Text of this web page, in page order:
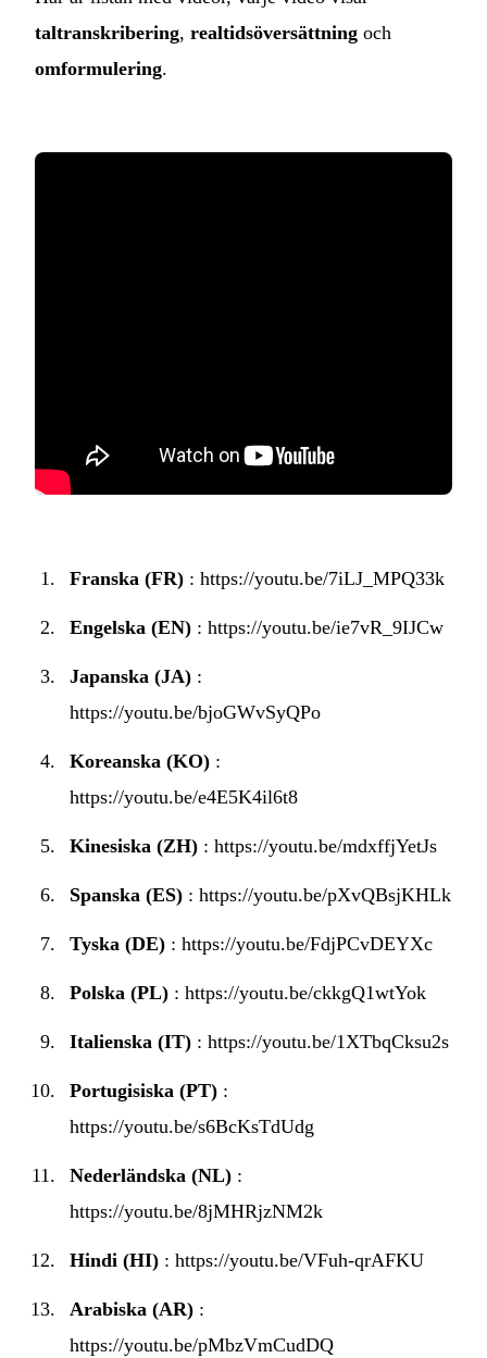
taltranskribering, realtidsöversättning och
omformulering.
Franska (FR) : https://youtu.be/7iLJ_MPQ33k
Engelska (EN) : https://youtu.be/ie7vR_9IJCw
Japanska (JA) :
https://youtu.be/bjoGWvSyQPo
Koreanska (KO) :
https://youtu.be/e4E5K4il6t8
Kinesiska (ZH) : https://youtu.be/mdxffjYetJs
Spanska (ES) : https://youtu.be/pXvQBsjKHLk
Tyska (DE) : https://youtu.be/FdjPCvDEYXc
Polska (PL) : https://youtu.be/ckkgQ1wtYok
Italienska (IT) : https://youtu.be/1XTbqCksu2s
Portugisiska (PT) :
https://youtu.be/s6BcKsTdUdg
Nederländska (NL) :
https://youtu.be/8jMHRjzNM2k
Hindi (HI) : https://youtu.be/VFuh-qrAFKU
Arabiska (AR) :
https://youtu.be/pMbzVmCudDQ